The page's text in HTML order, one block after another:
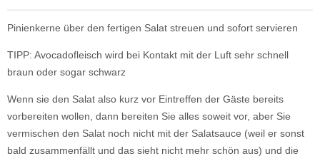
Pinienkerne über den fertigen Salat streuen und sofort servieren
TIPP: Avocadofleisch wird bei Kontakt mit der Luft sehr schnell
braun oder sogar schwarz
Wenn sie den Salat also kurz vor Eintreffen der Gäste bereits
vorbereiten wollen, dann bereiten Sie alles soweit vor, aber Sie
vermischen den Salat noch nicht mit der Salatsauce (weil er sonst
bald zusammenfällt und das sieht nicht mehr schön aus) und die